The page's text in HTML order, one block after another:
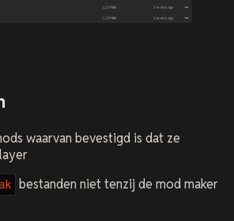
waarvan bevestigd is dat ze
bestanden niet tenzij de mod maker